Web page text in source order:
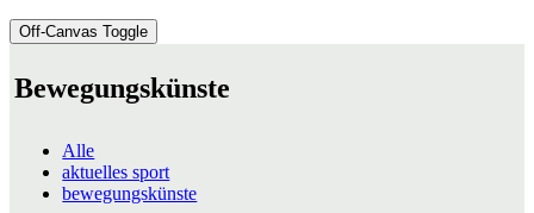
Off-Canvas Toggle
Bewegungskünste
Alle
aktuelles sport
bewegungskünste